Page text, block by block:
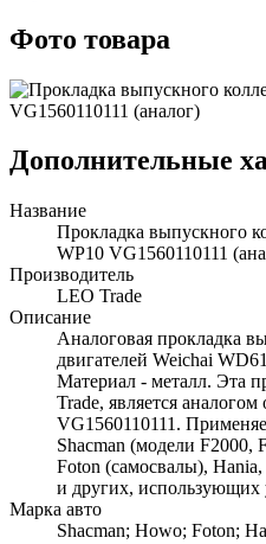
Фото товара
Дополнительные
Название
Прокладка выпускного
WP10 VG1560110111
Производитель
LEO Trade
Описание
Аналоговая прокладка
двигателей Weichai
Материал - металл. Эта
Trade, является
VG1560110111.
Shacman (модели F2000,
Foton (самосвалы),
и других, использующих
Марка авто
Shacman; Howo; Foton;